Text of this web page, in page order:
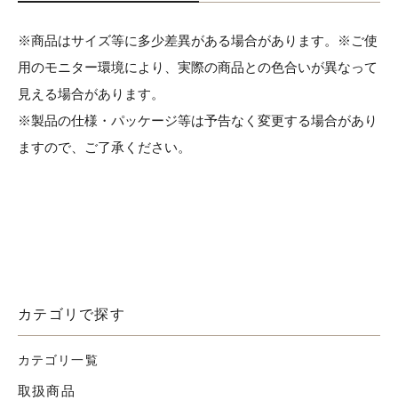
※商品はサイズ等に多少差異がある場合があります。※ご使
用のモニター環境により、実際の商品との色合いが異なって
見える場合があります。
※製品の仕様・パッケージ等は予告なく変更する場合があり
ますので、ご了承ください。
カテゴリで探す
カテゴリ一覧
取扱商品